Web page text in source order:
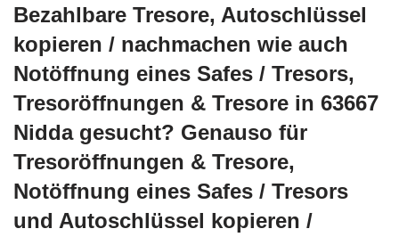
Bezahlbare Tresore, Autoschlüssel
kopieren / nachmachen wie auch
Notöffnung eines Safes / Tresors,
Tresoröffnungen & Tresore in 63667
Nidda gesucht? Genauso für
Tresoröffnungen & Tresore,
Notöffnung eines Safes / Tresors
und Autoschlüssel kopieren /